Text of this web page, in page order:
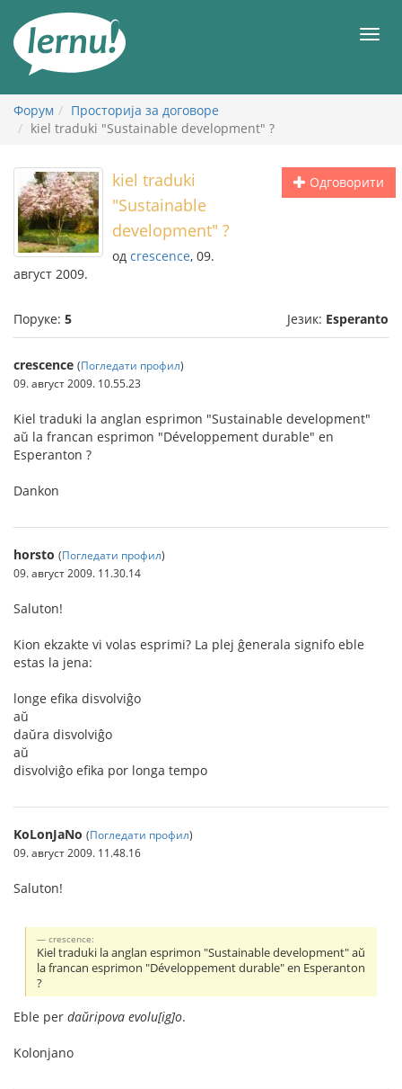
садржају
Форум
Просторија за договоре
kiel traduki "Sustainable development" ?
Одговорити
kiel traduki
"Sustainable
development" ?
од crescence, 09.
август 2009.
Поруке: 5 Језик: Esperanto
crescence (Погледати профил)
09. август 2009. 10.55.23
Kiel traduki la anglan esprimon "Sustainable development"
aŭ la francan esprimon "Développement durable" en
Esperanton ?
Dankon
horsto (Погледати профил)
09. август 2009. 11.30.14
Saluton!
Kion ekzakte vi volas esprimi? La plej ĝenerala signifo eble
estas la jena:
longe efika disvolviĝo
aŭ
daŭra disvolviĝo
aŭ
disvolviĝo efika por longa tempo
KoLonJaNo (Погледати профил)
09. август 2009. 11.48.16
Saluton!
crescence:
Kiel traduki la anglan esprimon "Sustainable development" aŭ
la francan esprimon "Développement durable" en Esperanton
?
Eble per daŭripova evolu[ig]o.
Kolonjano